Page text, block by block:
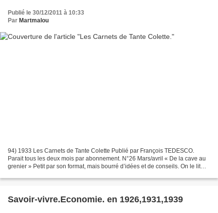
Publié le 30/12/2011 à 10:33
Par Martmalou
94) 1933 Les Carnets de Tante Colette Publié par François TEDESCO.
Parait tous les deux mois par abonnement. N°26 Mars/avril « De la cave au
grenier » Petit par son format, mais bourré d’idées et de conseils. On le lit
Savoir-vivre.Economie. en 1926,1931,1939